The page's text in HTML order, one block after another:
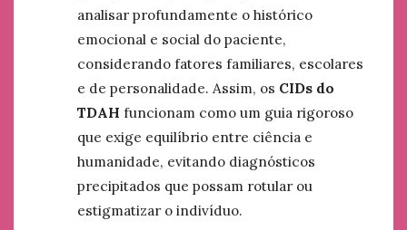
analisar profundamente o histórico
emocional e social do paciente,
considerando fatores familiares, escolares
e de personalidade. Assim, os CIDs do
TDAH funcionam como um guia rigoroso
que exige equilíbrio entre ciência e
humanidade, evitando diagnósticos
precipitados que possam rotular ou
estigmatizar o indivíduo.